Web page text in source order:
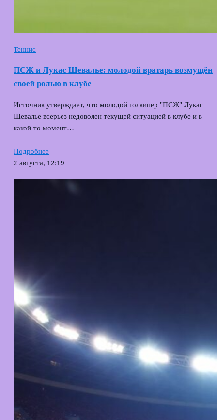
Теннис
ПСЖ и Лукас Шевалье: молодой вратарь возмущён
своей ролью в клубе
Источник утверждает, что молодой голкипер "ПСЖ" Лукас
Шевалье всерьез недоволен текущей ситуацией в клубе и в
какой‑то момент…
Подробнее
2 августа, 12:19